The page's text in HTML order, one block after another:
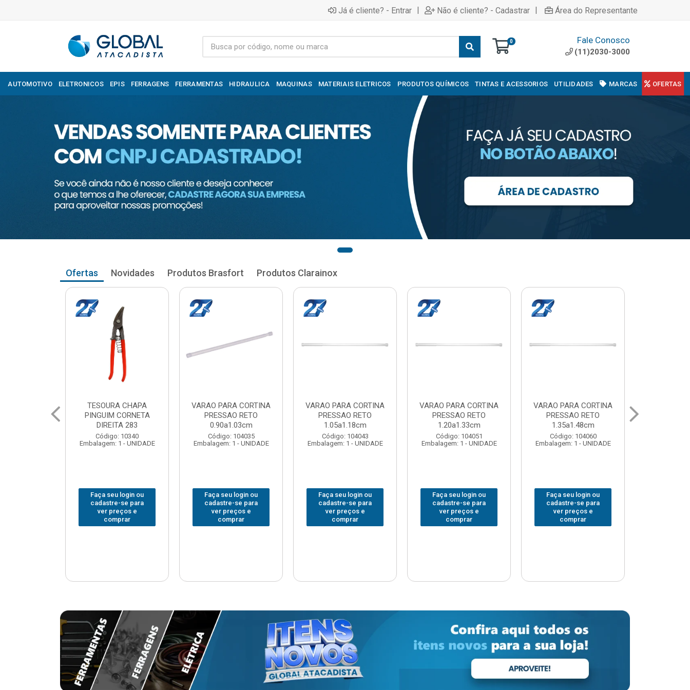
Já é cliente? - Entrar | Não é cliente? - Cadastrar | Área do Representante
0 Fale Conosco
(11)2030-3000
AUTOMOTIVO ELETRONICOS EPIS FERRAGENS FERRAMENTAS HIDRAULICA MAQUINAS MATERIAIS ELETRICOS PRODUTOS QUÍMICOS TINTAS E ACESSORIOS UTILIDADES MARCAS OFERTAS
Ofertas Novidades Produtos Brasfort Produtos Clarainox
VARAO PARA CORTINA
PRESSAO RETO
1.05a1.18cm
Código: 104043
Embalagem: 1 - UNIDADE
Faça seu login ou
cadastre-se para
ver preços e
comprar
VARAO PARA CORTINA
PRESSAO RETO
1.20a1.33cm
Código: 104051
Embalagem: 1 - UNIDADE
Faça seu login ou
cadastre-se para
ver preços e
comprar
VARAO PARA CORTINA
PRESSAO RETO
1.35a1.48cm
Código: 104060
Embalagem: 1 - UNIDADE
Faça seu login ou
cadastre-se para
ver preços e
comprar
VARAO PARA CORTINA
PRESSAO RETO
1.50a1.63cm
Código: 104078
Embalagem: 1 - UNIDADE
Faça seu login ou
cadastre-se para
ver preços e
comprar
VARAL PARA TETO
MAXEB ACO 1.40m
Código: 104086
Embalagem: 1 - UNIDADE
Faça seu login ou
cadastre-se para
ver preços e
comprar